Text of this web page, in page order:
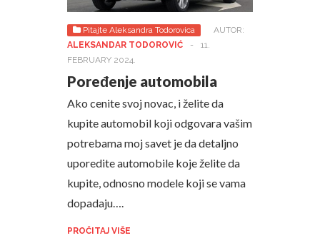
Pitajte Aleksandra Todorovica
AUTOR:
ALEKSANDAR TODOROVIĆ
-
11.
FEBRUARY 2024.
Poređenje automobila
Ako cenite svoj novac, i želite da
kupite automobil koji odgovara vašim
potrebama moj savet je da detaljno
uporedite automobile koje želite da
kupite, odnosno modele koji se vama
dopadaju….
PROČITAJ VIŠE